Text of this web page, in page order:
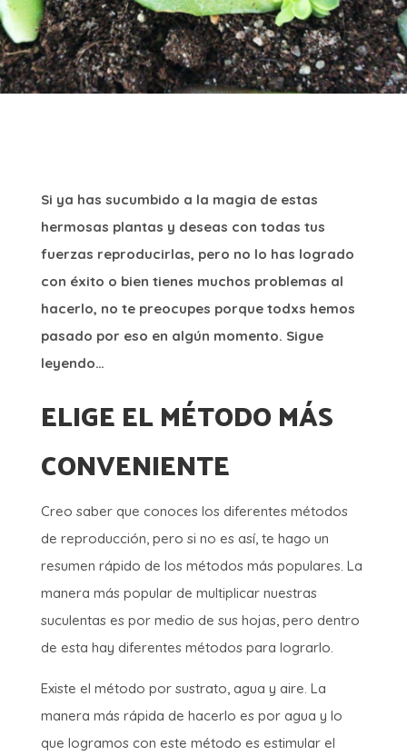
Si ya has sucumbido a la magia de estas
hermosas plantas y deseas con todas tus
fuerzas reproducirlas, pero no lo has logrado
con éxito o bien tienes muchos problemas al
hacerlo, no te preocupes porque todxs hemos
pasado por eso en algún momento. Sigue
leyendo…
ELIGE EL MÉTODO MÁS
CONVENIENTE
Creo saber que conoces los diferentes métodos
de reproducción, pero si no es así, te hago un
resumen rápido de los métodos más populares. La
manera más popular de multiplicar nuestras
suculentas es por medio de sus hojas, pero dentro
de esta hay diferentes métodos para lograrlo.
Existe el método por sustrato, agua y aire. La
manera más rápida de hacerlo es por agua y lo
que logramos con este método es estimular el